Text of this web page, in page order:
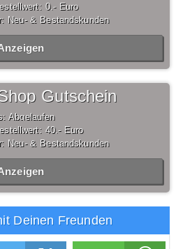
0,- Euro
Neu- & Bestandskunden
Gutschein
Abgelaufen
40,- Euro
Neu- & Bestandskunden
Deinen Freunden